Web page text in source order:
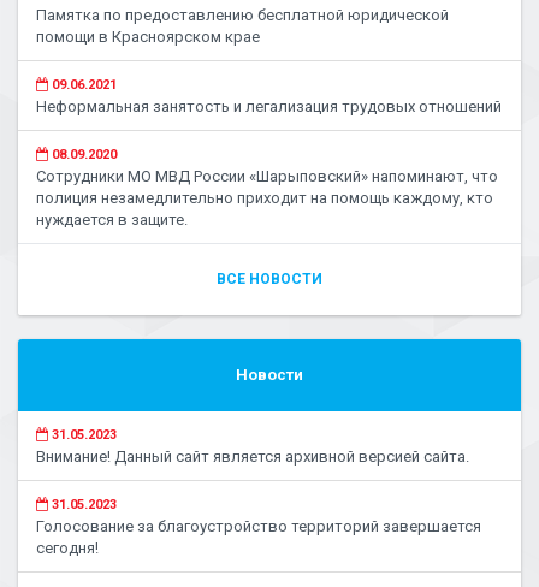
Памятка по предоставлению бесплатной юридической
помощи в Красноярском крае
09.06.2021
Неформальная занятость и легализация трудовых отношений
08.09.2020
Сотрудники МО МВД России «Шарыповский» напоминают, что
полиция незамедлительно приходит на помощь каждому, кто
нуждается в защите.
ВСЕ НОВОСТИ
Новости
31.05.2023
Внимание! Данный сайт является архивной версией сайта.
31.05.2023
Голосование за благоустройство территорий завершается
сегодня!